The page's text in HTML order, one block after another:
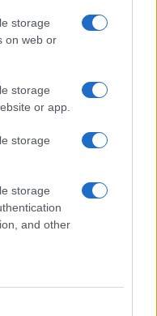
storage
on web or
storage
or app.
storage
storage
and other